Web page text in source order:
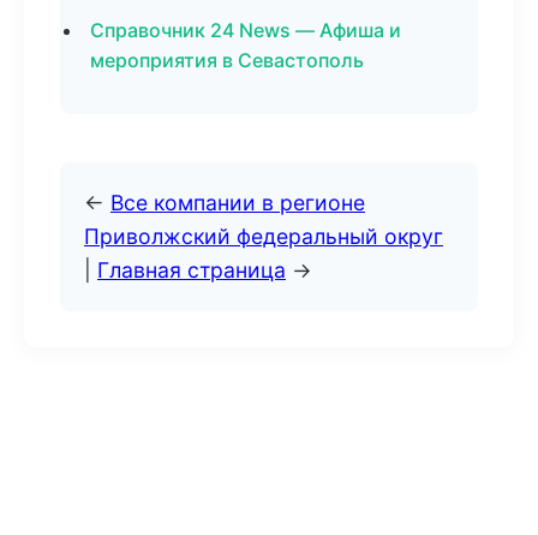
Справочник 24 News — Афиша и
мероприятия в Севастополь
← Все компании в регионе
Приволжский федеральный округ
Главная страница →